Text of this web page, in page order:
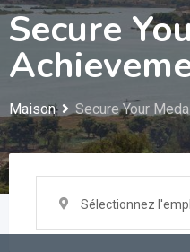
Secure
Maison Secure Your
Sélectionnez